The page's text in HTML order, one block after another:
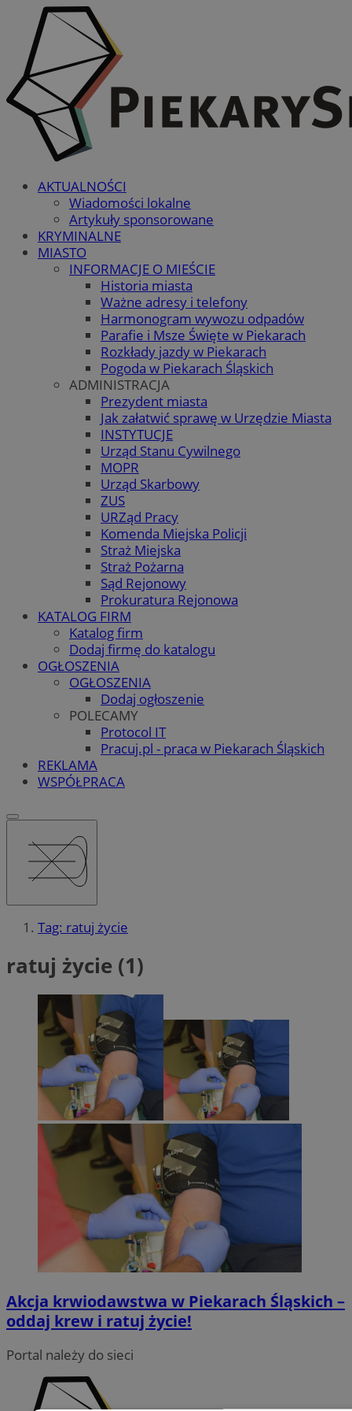
AKTUALNOŚCI
Wiadomości lokalne
Artykuły sponsorowane
KRYMINALNE
MIASTO
INFORMACJE O MIEŚCIE
Historia miasta
Ważne adresy i telefony
Harmonogram wywozu odpadów
Parafie i Msze Święte w Piekarach
Rozkłady jazdy w Piekarach
Pogoda w Piekarach Śląskich
ADMINISTRACJA
Prezydent miasta
Jak załatwić sprawę w Urzędzie Miasta
INSTYTUCJE
Urząd Stanu Cywilnego
MOPR
Urząd Skarbowy
ZUS
URZąd Pracy
Komenda Miejska Policji
Straż Miejska
Straż Pożarna
Sąd Rejonowy
Prokuratura Rejonowa
KATALOG FIRM
Katalog firm
Dodaj firmę do katalogu
OGŁOSZENIA
OGŁOSZENIA
Dodaj ogłoszenie
POLECAMY
Protocol IT
Pracuj.pl - praca w Piekarach Śląskich
REKLAMA
WSPÓŁPRACA
Tag: ratuj życie
ratuj życie (1)
Akcja krwiodawstwa w Piekarach Śląskich –
oddaj krew i ratuj życie!
Portal należy do sieci